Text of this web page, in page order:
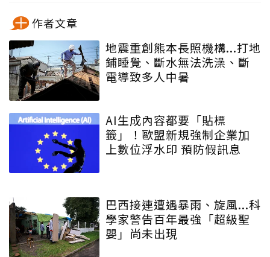
作者文章
地震重創熊本長照機構...打地
鋪睡覺、斷水無法洗澡、斷
電導致多人中暑
AI生成內容都要「貼標
籤」！歐盟新規強制企業加
上數位浮水印 預防假訊息
巴西接連遭遇暴雨、旋風...科
學家警告百年最強「超級聖
嬰」尚未出現